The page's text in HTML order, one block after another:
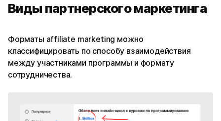
Виды партнерского маркетинга
Форматы affiliate marketing можно
классифицировать по способу взаимодействия
между участниками программы и формату
сотрудничества.